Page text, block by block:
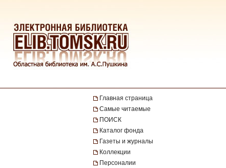
Главная страница
Самые читаемые
ПОИСК
Каталог фонда
Газеты и журналы
Коллекции
Персоналии